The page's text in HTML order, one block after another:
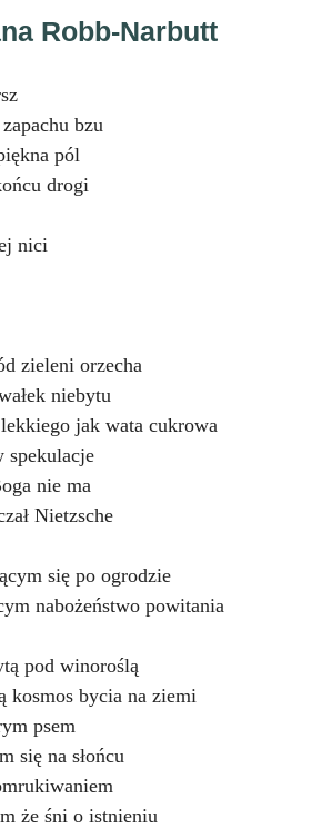
Robb-Narbutt
bzu
pól
drogi
nici
zieleni orzecha
niebytu
jak wata cukrowa
spekulacje
nie ma
Nietzsche
się po ogrodzie
nabożeństwo powitania
pod winoroślą
kosmos bycia na ziemi
psem
się na słońcu
że śni o istnieniu